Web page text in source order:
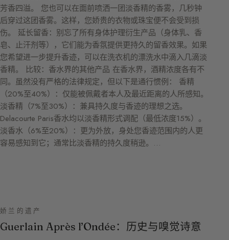
芳香四溢。 您也可以在面前喷洒一团淡香精的香雾，几秒钟
后穿过这团香雾。这样，您娇贵的衣物或珠宝便不会受到损
伤。 延长留香：别忘了所有身体护理衍生产品（身体乳、香
皂、止汗剂等），它们能为香氛提供更持久的留香效果。如果
您希望进一步提升香迹，可以在洗衣机的漂洗水中滴入几滴淡
香精。 比较：香水界的其他产品 在香水界，酒精浓度各有不
同。虽然没有严格的法律规定，但以下是通行惯例： 香精
（20%至40%）：仅能被佩戴者本人及最近距离的人所感知。
淡香精（7%至30%）：兼具持久度与香迹的理想之选。
Delacourte Paris香水均以淡香精形式调配（最低浓度15%）。
淡香水（6%至20%）：更为外放，身处您香迹范围内的人更
容易感知到它；通常比淡香精的持久度稍逊。…
娇兰的遗产
Guerlain Après l’Ondée：历史与嗅觉诗意